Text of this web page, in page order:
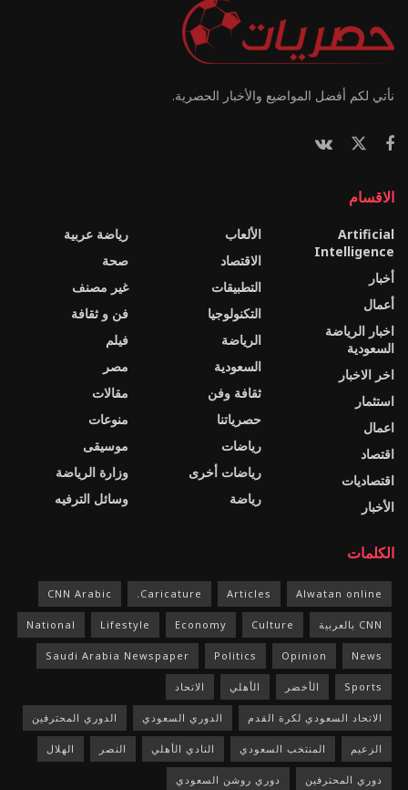
نأتي لكم أفضل المواضيع والأخبار الحصرية.
الاقسام
Artificial
Intelligence
أخبار
أعمال
اخبار الرياضة
السعودية
اخر الاخبار
استثمار
اعمال
اقتصاد
اقتصاديات
الأخبار
الألعاب
الاقتصاد
التطبيقات
التكنولوجيا
الرياضة
السعودية
ثقافة وفن
حصرياتنا
رياضات
رياضات أخرى
رياضة
رياضة عربية
صحة
غير مصنف
فن و ثقافة
فيلم
مصر
مقالات
منوعات
موسيقى
وزارة الرياضة
وسائل الترفيه
الكلمات
Alwatan online
Articles
Caricature.
CNN Arabic
CNN بالعربية Culture
Economy
Lifestyle
National
News
Opinion
Politics
Saudi Arabia Newspaper
Sports الأخضر الأهلي الاتحاد
الاتحاد السعودي لكرة القدم الدوري السعودي الدوري المحترفين
الزعيم المنتخب السعودي النادي الأهلي النصر الهلال
دوري المحترفين دوري روشن السعودي